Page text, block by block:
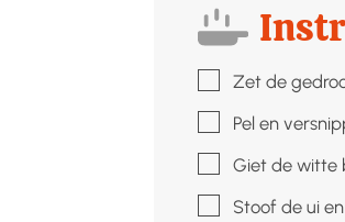
▢
Zet de
▢Pel en
▢
Giet de witte
▢Stoof de ui